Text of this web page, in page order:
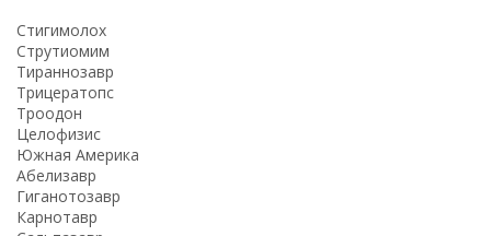
Стигимолох
Струтиомим
Тираннозавр
Трицератопс
Троодон
Целофизис
Южная Америка
Абелизавр
Гиганотозавр
Карнотавр